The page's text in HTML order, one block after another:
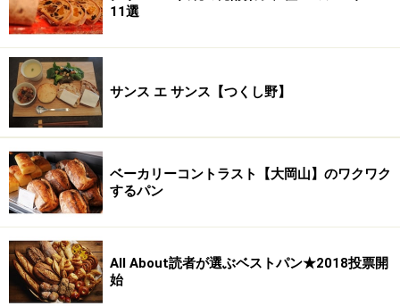
れから出てくるのではないかな。」
E：「いろいろなパンがあると、そこから生まれるサン
ドウィッチもある。それはワクワクすることですね。」
この後のレセプションでは「パン屋のサンドウィッチ」
のデモンストレーションがありました。 エイミーさんに
よる、ハマス(ひよこ豆のペースト）とニンジンのサラダ
のサンドウィッチ、ターキーハムのサンドウィッチ、木
村さんによる菜の花を使ったサンドウィッチ。これらは
前ページで書いた「料理人のサンドウィッチ」
ーヴされました。
11選
サンス エ サンス【つくし野】
ベーカリーコントラスト【大岡山】のワクワク
するパン
All About読者が選ぶベストパン★2018投票開
始